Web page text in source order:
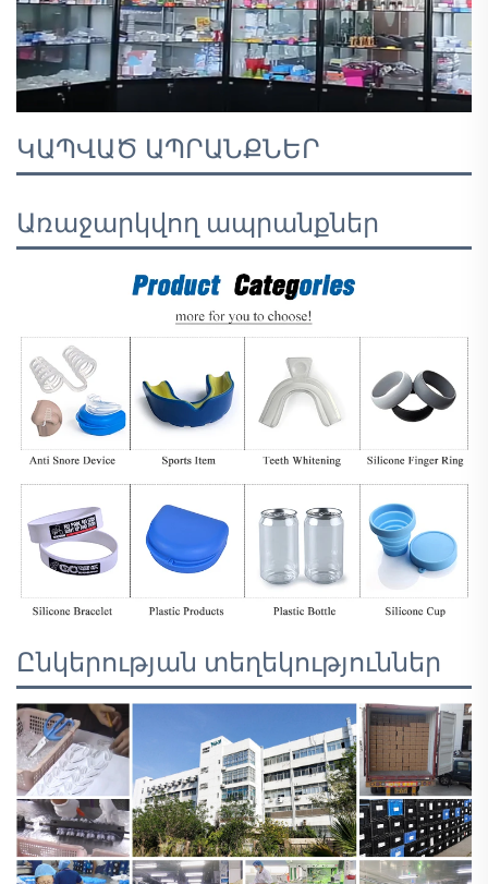
ԿԱՊՎԱԾ ԱՊՐԱՆՔՆԵՐ
Առաջարկվող ապրանքներ
Ընկերության տեղեկություններ